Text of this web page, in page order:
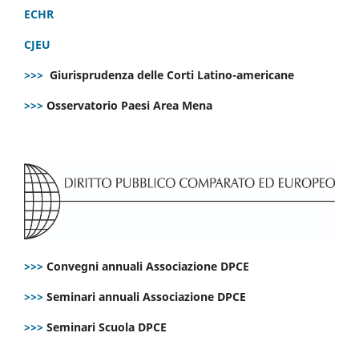
ECHR
CJEU
>>> Giurisprudenza delle Corti Latino-americane
>>> Osservatorio Paesi Area Mena
>>> Convegni annuali Associazione DPCE
>>> Seminari annuali Associazione DPCE
>>> Seminari Scuola DPCE